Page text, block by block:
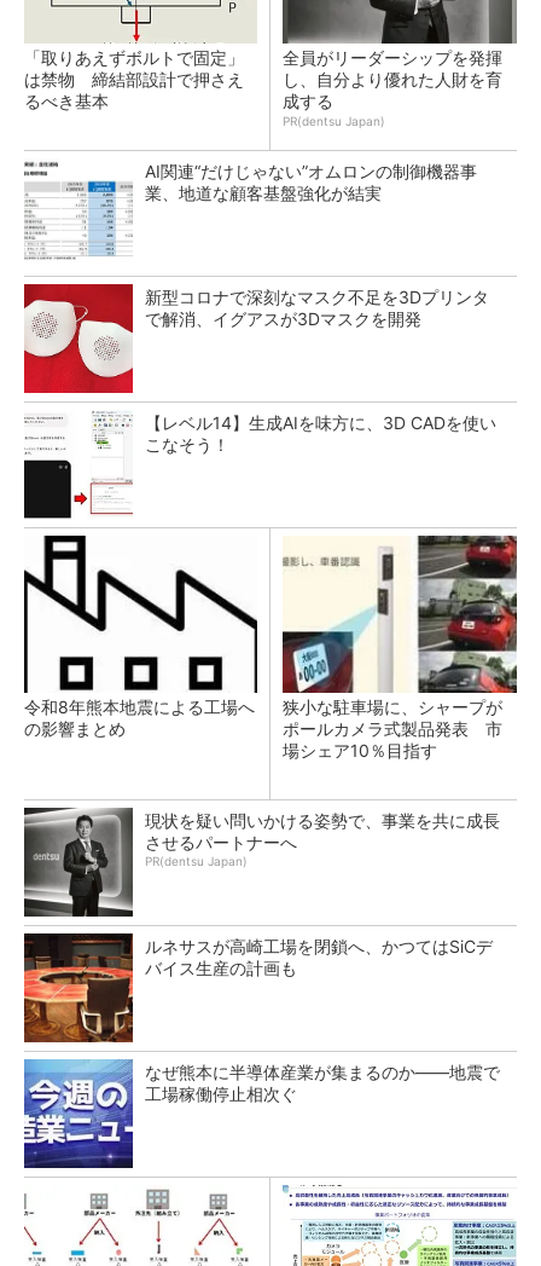
「取りあえずボルトで固定」
は禁物 締結部設計で押さえ
るべき基本
全員がリーダーシップを発揮
し、自分より優れた人財を育
成する
PR(dentsu Japan)
AI関連“だけじゃない”オムロンの制御機器事
業、地道な顧客基盤強化が結実
新型コロナで深刻なマスク不足を3Dプリンタ
で解消、イグアスが3Dマスクを開発
【レベル14】生成AIを味方に、3D CADを使い
こなそう！
令和8年熊本地震による工場へ
の影響まとめ
狭小な駐車場に、シャープが
ポールカメラ式製品発表 市
場シェア10％目指す
現状を疑い問いかける姿勢で、事業を共に成長
させるパートナーへ
PR(dentsu Japan)
ルネサスが高崎工場を閉鎖へ、かつてはSiCデ
バイス生産の計画も
なぜ熊本に半導体産業が集まるのか――地震で
工場稼働停止相次ぐ